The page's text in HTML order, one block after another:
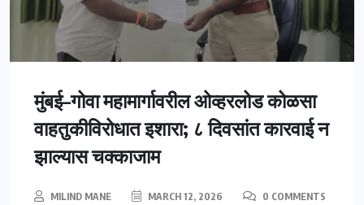
मुंबई–गोवा महामार्गावरील ओव्हरलोड कोळसा
वाहतुकीविरोधात इशारा; ८ दिवसांत कारवाई न
झाल्यास चक्काजाम
MILIND MANE MARCH 12, 2026 0 COMMENTS